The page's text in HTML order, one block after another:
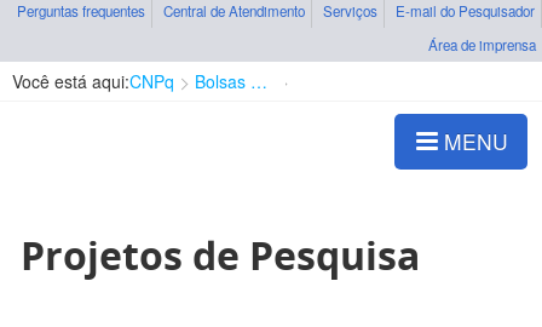
Perguntas frequentes Central de Atendimento Serviços
E-mail do Pesquisador
Área de imprensa
Você está aqui:CNPq Bolsas e Auxílios Vigentes
MENU
Projetos de Pesquisa